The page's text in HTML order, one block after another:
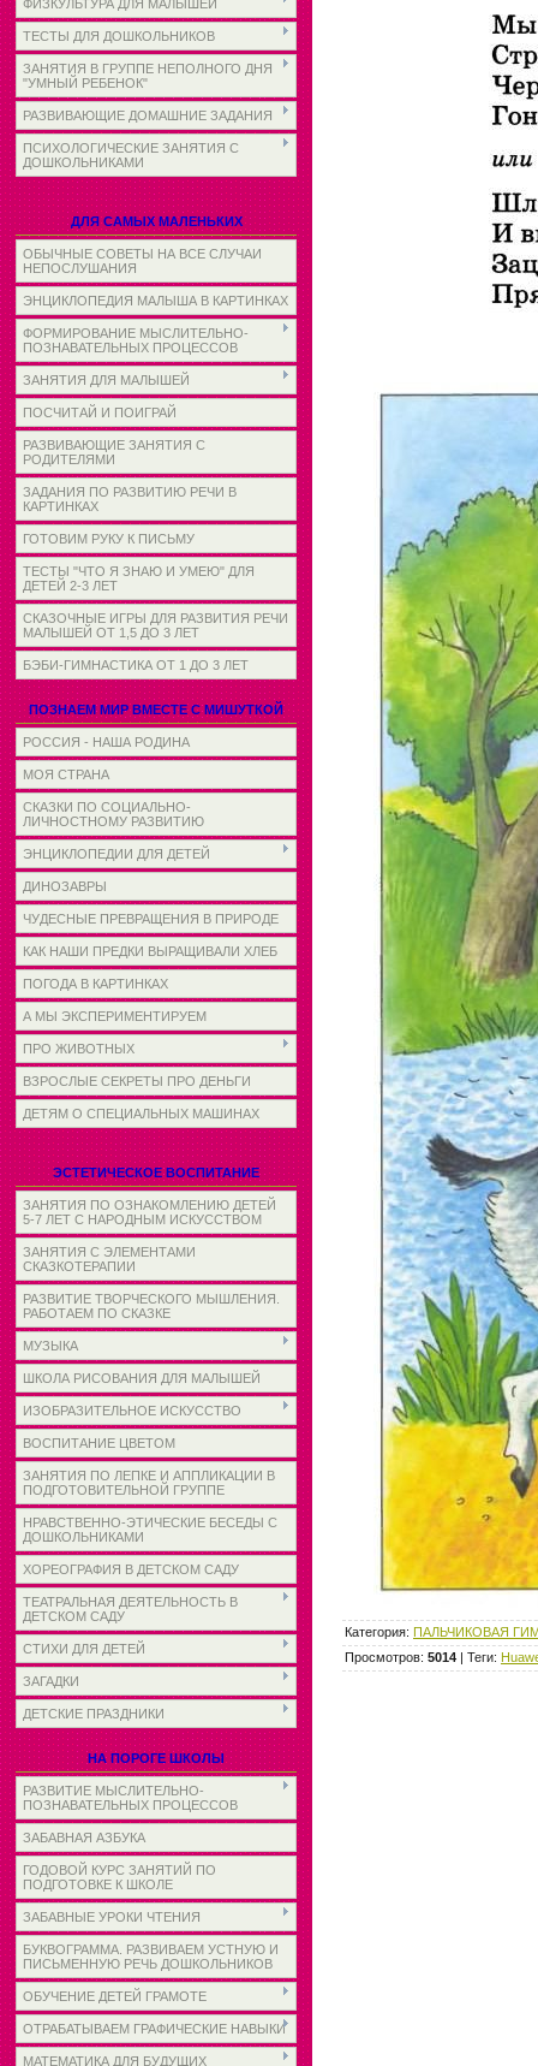
ФИЗКУЛЬТУРА ДЛЯ МАЛЫШЕЙ
ТЕСТЫ ДЛЯ ДОШКОЛЬНИКОВ
ЗАНЯТИЯ В ГРУППЕ НЕПОЛНОГО ДНЯ
"УМНЫЙ РЕБЕНОК"
РАЗВИВАЮЩИЕ ДОМАШНИЕ ЗАДАНИЯ
ПСИХОЛОГИЧЕСКИЕ ЗАНЯТИЯ С
ДОШКОЛЬНИКАМИ
ДЛЯ САМЫХ МАЛЕНЬКИХ
ОБЫЧНЫЕ СОВЕТЫ НА ВСЕ СЛУЧАИ
НЕПОСЛУШАНИЯ
ЭНЦИКЛОПЕДИЯ МАЛЫША В КАРТИНКАХ
ФОРМИРОВАНИЕ МЫСЛИТЕЛЬНО-
ПОЗНАВАТЕЛЬНЫХ ПРОЦЕССОВ
ЗАНЯТИЯ ДЛЯ МАЛЫШЕЙ
ПОСЧИТАЙ И ПОИГРАЙ
РАЗВИВАЮЩИЕ ЗАНЯТИЯ С
РОДИТЕЛЯМИ
ЗАДАНИЯ ПО РАЗВИТИЮ РЕЧИ В
КАРТИНКАХ
ГОТОВИМ РУКУ К ПИСЬМУ
ТЕСТЫ "ЧТО Я ЗНАЮ И УМЕЮ" ДЛЯ
ДЕТЕЙ 2-3 ЛЕТ
СКАЗОЧНЫЕ ИГРЫ ДЛЯ РАЗВИТИЯ РЕЧИ
МАЛЫШЕЙ ОТ 1,5 ДО 3 ЛЕТ
БЭБИ-ГИМНАСТИКА ОТ 1 ДО 3 ЛЕТ
ПОЗНАЕМ МИР ВМЕСТЕ С МИШУТКОЙ
РОССИЯ - НАША РОДИНА
МОЯ СТРАНА
СКАЗКИ ПО СОЦИАЛЬНО-
ЛИЧНОСТНОМУ РАЗВИТИЮ
ЭНЦИКЛОПЕДИИ ДЛЯ ДЕТЕЙ
ДИНОЗАВРЫ
ЧУДЕСНЫЕ ПРЕВРАЩЕНИЯ В ПРИРОДЕ
КАК НАШИ ПРЕДКИ ВЫРАЩИВАЛИ ХЛЕБ
ПОГОДА В КАРТИНКАХ
А МЫ ЭКСПЕРИМЕНТИРУЕМ
ПРО ЖИВОТНЫХ
ВЗРОСЛЫЕ СЕКРЕТЫ ПРО ДЕНЬГИ
ДЕТЯМ О СПЕЦИАЛЬНЫХ МАШИНАХ
ЭСТЕТИЧЕСКОЕ ВОСПИТАНИЕ
ЗАНЯТИЯ ПО ОЗНАКОМЛЕНИЮ ДЕТЕЙ
5-7 ЛЕТ С НАРОДНЫМ ИСКУССТВОМ
ЗАНЯТИЯ С ЭЛЕМЕНТАМИ
СКАЗКОТЕРАПИИ
РАЗВИТИЕ ТВОРЧЕСКОГО МЫШЛЕНИЯ.
РАБОТАЕМ ПО СКАЗКЕ
МУЗЫКА
ШКОЛА РИСОВАНИЯ ДЛЯ МАЛЫШЕЙ
ИЗОБРАЗИТЕЛЬНОЕ ИСКУССТВО
ВОСПИТАНИЕ ЦВЕТОМ
ЗАНЯТИЯ ПО ЛЕПКЕ И АППЛИКАЦИИ В
ПОДГОТОВИТЕЛЬНОЙ ГРУППЕ
НРАВСТВЕННО-ЭТИЧЕСКИЕ БЕСЕДЫ С
ДОШКОЛЬНИКАМИ
ХОРЕОГРАФИЯ В ДЕТСКОМ САДУ
ТЕАТРАЛЬНАЯ ДЕЯТЕЛЬНОСТЬ В
ДЕТСКОМ САДУ
СТИХИ ДЛЯ ДЕТЕЙ
ЗАГАДКИ
ДЕТСКИЕ ПРАЗДНИКИ
НА ПОРОГЕ ШКОЛЫ
РАЗВИТИЕ МЫСЛИТЕЛЬНО-
ПОЗНАВАТЕЛЬНЫХ ПРОЦЕССОВ
ЗАБАВНАЯ АЗБУКА
ГОДОВОЙ КУРС ЗАНЯТИЙ ПО
ПОДГОТОВКЕ К ШКОЛЕ
ЗАБАВНЫЕ УРОКИ ЧТЕНИЯ
БУКВОГРАММА. РАЗВИВАЕМ УСТНУЮ И
ПИСЬМЕННУЮ РЕЧЬ ДОШКОЛЬНИКОВ
ОБУЧЕНИЕ ДЕТЕЙ ГРАМОТЕ
ОТРАБАТЫВАЕМ ГРАФИЧЕСКИЕ НАВЫКИ
МАТЕМАТИКА ДЛЯ БУДУЩИХ
Категория: ПАЛЬЧИКОВАЯ
Просмотров: 5014 | Теги: